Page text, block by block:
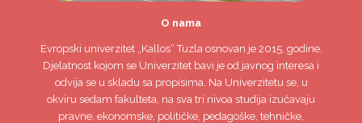
O nama
Evropski univerzitet„Kallos“ Tuzla osnovan je 2015. godine.
Djelatnost kojom se Univerzitet bavi je od javnog interesa i
odvija se u skladu sa propisima. Na Univerzitetu se, u
okviru sedam fakulteta, na sva tri nivoa studija izučavaju
pravne, ekonomske, političke, pedagoške, tehničke,